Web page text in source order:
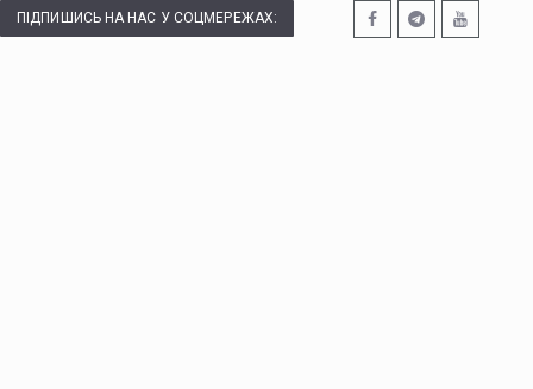
ПІДПИШИСЬ НА НАС У СОЦМЕРЕЖАХ: